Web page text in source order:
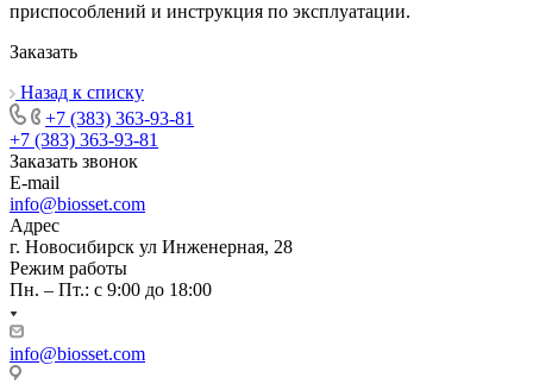
приспособлений и инструкция по эксплуатации.
Заказать
Назад к списку
+7 (383) 363-93-81
+7 (383) 363-93-81
Заказать звонок
E-mail
info@biosset.com
Адрес
г. Новосибирск ул Инженерная, 28
Режим работы
Пн. – Пт.: с 9:00 до 18:00
info@biosset.com